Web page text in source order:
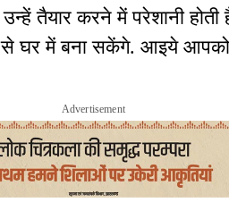
तैयार करने में परेशानी
घर में बना सकेंगे. आइये
Advertisement